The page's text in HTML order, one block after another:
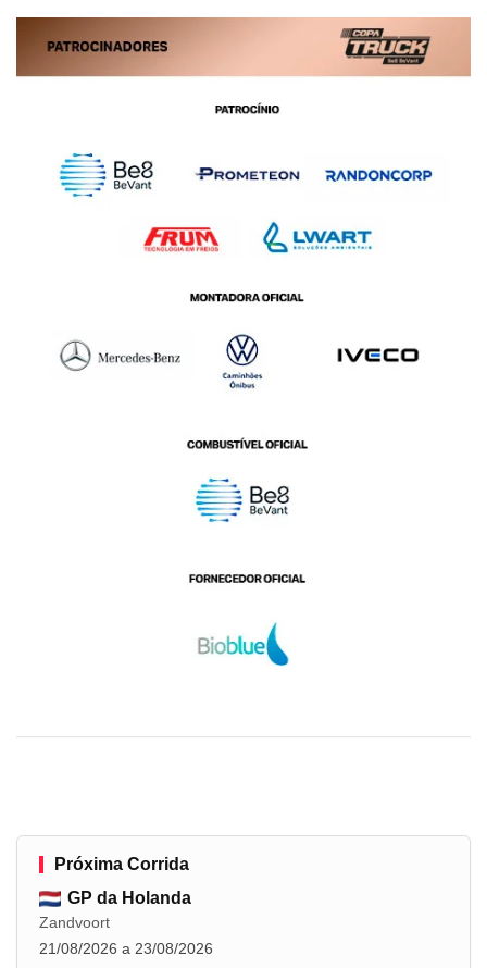
Próxima Corrida
GP da Holanda
Zandvoort
21/08/2026 a 23/08/2026